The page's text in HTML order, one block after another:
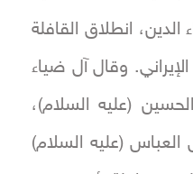
انطلاق القافلة
الإيراني. وقال آل ضياء
(عليه السلام)،
(عليه السلام)